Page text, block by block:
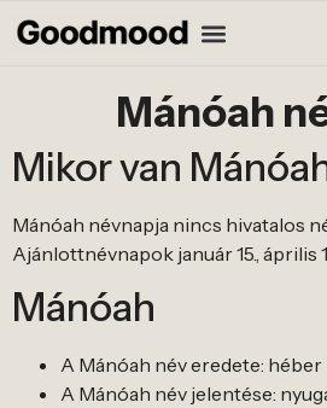
Mánóah
Mikor van
Mánóah névnapja nincs hivatalos
Ajánlottnévnapok január 15., április
Mánóah
A Mánóah név eredete: héber
A Mánóah név jelentése: